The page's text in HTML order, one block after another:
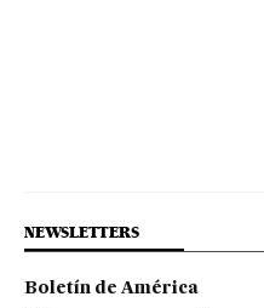
NEWSLETTERS
Boletín de América